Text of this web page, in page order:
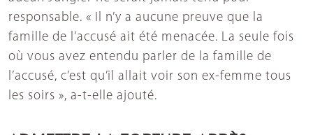
responsable. « Il n’y a aucune preuve que la
famille de l’accusé ait été menacée. La seule fois
où vous avez entendu parler de la famille de
l’accusé, c’est qu’il allait voir son ex-femme tous
les soirs », a-t-elle ajouté.